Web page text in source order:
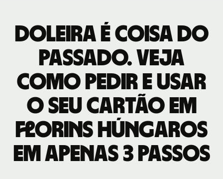
Doleira é coisa do
passado. Veja
como pedir e usar
o seu cartão em
florins húngaros
em apenas 3 passos